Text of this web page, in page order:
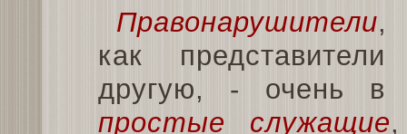
Правонарушители,
как
другую, - очень в
простые служащие